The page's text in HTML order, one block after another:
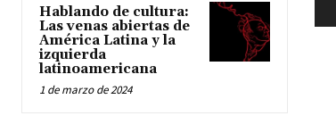
Hablando de cultura:
Las venas abiertas de
América Latina y la
izquierda
latinoamericana
1 de marzo de 2024